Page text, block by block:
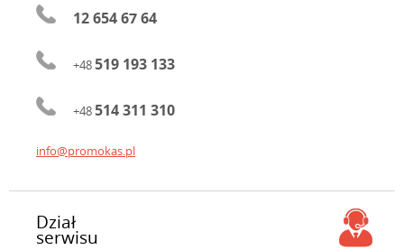
12 654 67 64
+48519 193 133
+48514 311 310
info@promokas.pl
Dział
serwisu